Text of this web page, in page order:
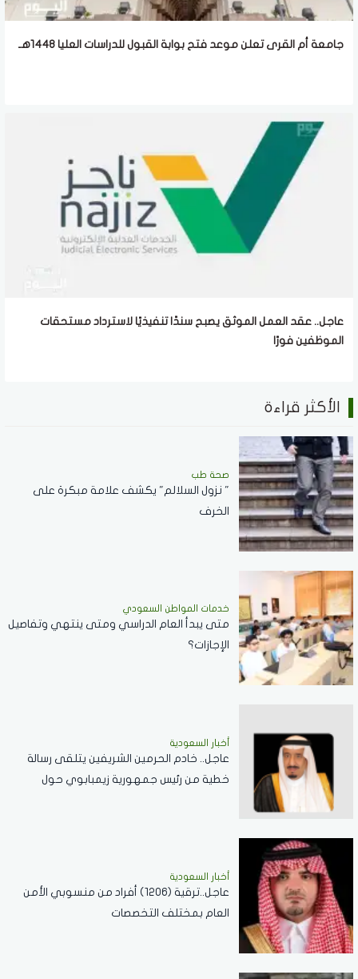
جامعة أم القرى تعلن موعد فتح بوابة القبول للدراسات العليا 1448هـ
عاجل.. عقد العمل الموثق يصبح سندًا تنفيذيًا لاسترداد مستحقات
الموظفين فورًا
الأكثر قراءة
صحة طب
" نزول السلالم" يكشف علامة مبكرة على
الخرف
خدمات المواطن السعودي
‏متى يبدأ العام الدراسي ومتى ينتهي وتفاصيل
الإجازات؟
أخبار السعودية
عاجل.. خادم الحرمين الشريفين يتلقى رسالة
خطية من رئيس جمهورية زيمبابوي حول
أخبار السعودية
عاجل..ترقية (1206) أفراد من منسوبي الأمن
العام بمختلف التخصصات